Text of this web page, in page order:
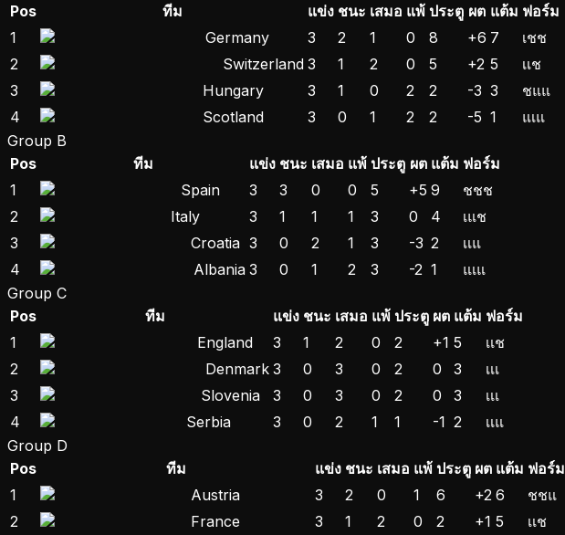
Pos
ทีม แข่ง ชนะ เสมอ แพ้ ประตู ผต แต้ม ฟอร์ม
1
Germany 3 2 1 0 8 +6 7 เชช
2
Switzerland 3 1 2 0 5 +2 5 เเช
3
Hungary 3 1 0 2 2 -3 3 ชแแ
4
Scotland 3 0 1 2 2 -5 1 แเแ
Group B
Pos
ทีม แข่ง ชนะ เสมอ แพ้ ประตู ผต แต้ม ฟอร์ม
1
Spain 3 3 0 0 5 +5 9 ชชช
2
Italy 3 1 1 1 3 0 4 เแช
3
Croatia 3 0 2 1 3 -3 2 เเแ
4
Albania 3 0 1 2 3 -2 1 แเแ
Group C
Pos
ทีม แข่ง ชนะ เสมอ แพ้ ประตู ผต แต้ม ฟอร์ม
1
England 3 1 2 0 2 +1 5 เเช
2
Denmark 3 0 3 0 2 0 3 เเเ
3
Slovenia 3 0 3 0 2 0 3 เเเ
4
Serbia 3 0 2 1 1 -1 2 เเแ
Group D
Pos
ทีม แข่ง ชนะ เสมอ แพ้ ประตู ผต แต้ม ฟอร์ม
1
Austria 3 2 0 1 6 +2 6 ชชแ
2
France 3 1 2 0 2 +1 5 เเช